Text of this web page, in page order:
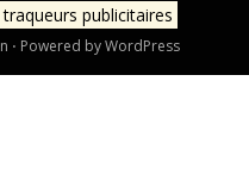
publicitaires
⋅ Powered byWordPress